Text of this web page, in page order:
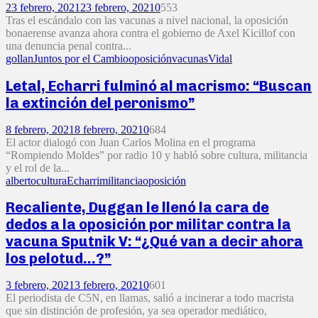
23 febrero, 202123 febrero, 20210553
Tras el escándalo con las vacunas a nivel nacional, la oposición
bonaerense avanza ahora contra el gobierno de Axel Kicillof con
una denuncia penal contra...
gollanJuntos por el CambiooposiciónvacunasVidal
Letal, Echarri fulminó al macrismo: “Buscan
la extinción del peronismo”
8 febrero, 20218 febrero, 20210684
El actor dialogó con Juan Carlos Molina en el programa
“Rompiendo Moldes” por radio 10 y habló sobre cultura, militancia
y el rol de la...
albertoculturaEcharrimilitanciaoposición
Recaliente, Duggan le llenó la cara de
dedos a la oposición por militar contra la
vacuna Sputnik V: “¿Qué van a decir ahora
los pelotud…?”
3 febrero, 20213 febrero, 20210601
El periodista de C5N, en llamas, salió a incinerar a todo macrista
que sin distinción de profesión, ya sea operador mediático,